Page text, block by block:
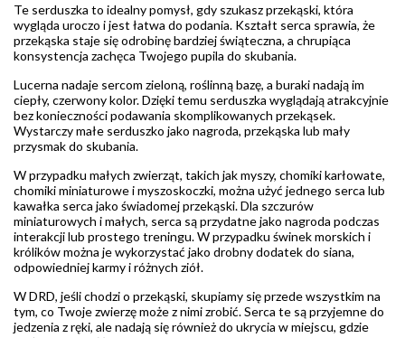
Te serduszka to idealny pomysł, gdy szukasz przekąski, która
wygląda uroczo i jest łatwa do podania. Kształt serca sprawia, że
przekąska staje się odrobinę bardziej świąteczna, a chrupiąca
konsystencja zachęca Twojego pupila do skubania.
Lucerna nadaje sercom zieloną, roślinną bazę, a buraki nadają im
ciepły, czerwony kolor. Dzięki temu serduszka wyglądają atrakcyjnie
bez konieczności podawania skomplikowanych przekąsek.
Wystarczy małe serduszko jako nagroda, przekąska lub mały
przysmak do skubania.
W przypadku małych zwierząt, takich jak myszy, chomiki karłowate,
chomiki miniaturowe i myszoskoczki, można użyć jednego serca lub
kawałka serca jako świadomej przekąski. Dla szczurów
miniaturowych i małych, serca są przydatne jako nagroda podczas
interakcji lub prostego treningu. W przypadku świnek morskich i
królików można je wykorzystać jako drobny dodatek do siana,
odpowiedniej karmy i różnych ziół.
W DRD, jeśli chodzi o przekąski, skupiamy się przede wszystkim na
tym, co Twoje zwierzę może z nimi zrobić. Serca te są przyjemne do
jedzenia z ręki, ale nadają się również do ukrycia w miejscu, gdzie